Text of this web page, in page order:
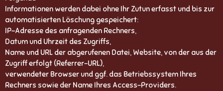
Informationen werden dabei ohne Ihr Zutun erfasst und bis zur
automatisierten Löschung gespeichert:
IP-Adresse des anfragenden Rechners,
Datum und Uhrzeit des Zugriffs,
Name und URL der abgerufenen Datei, Website, von der aus der
Zugriff erfolgt (Referrer-URL),
verwendeter Browser und ggf. das Betriebssystem Ihres
Rechners sowie der Name Ihres Access-Providers.